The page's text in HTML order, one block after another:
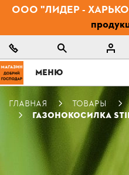
ООО "ЛИДЕР -
МЕНЮ
ГЛАВНАЯ ТОВАРЫ
ГАЗОНОКОСИЛКА